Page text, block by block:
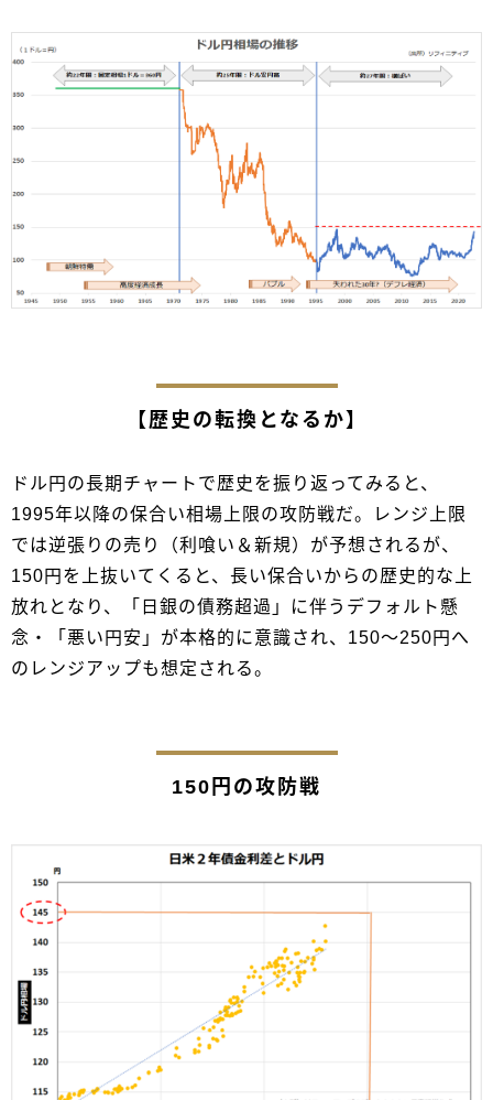
【歴史の転換となるか】
ドル円の長期チャートで歴史を振り返ってみると、
1995年以降の保合い相場上限の攻防戦だ。レンジ上限
では逆張りの売り（利喰い＆新規）が予想されるが、
150円を上抜いてくると、長い保合いからの歴史的な上
放れとなり、「日銀の債務超過」に伴うデフォルト懸
念・「悪い円安」が本格的に意識され、150～250円へ
のレンジアップも想定される。
150円の攻防戦